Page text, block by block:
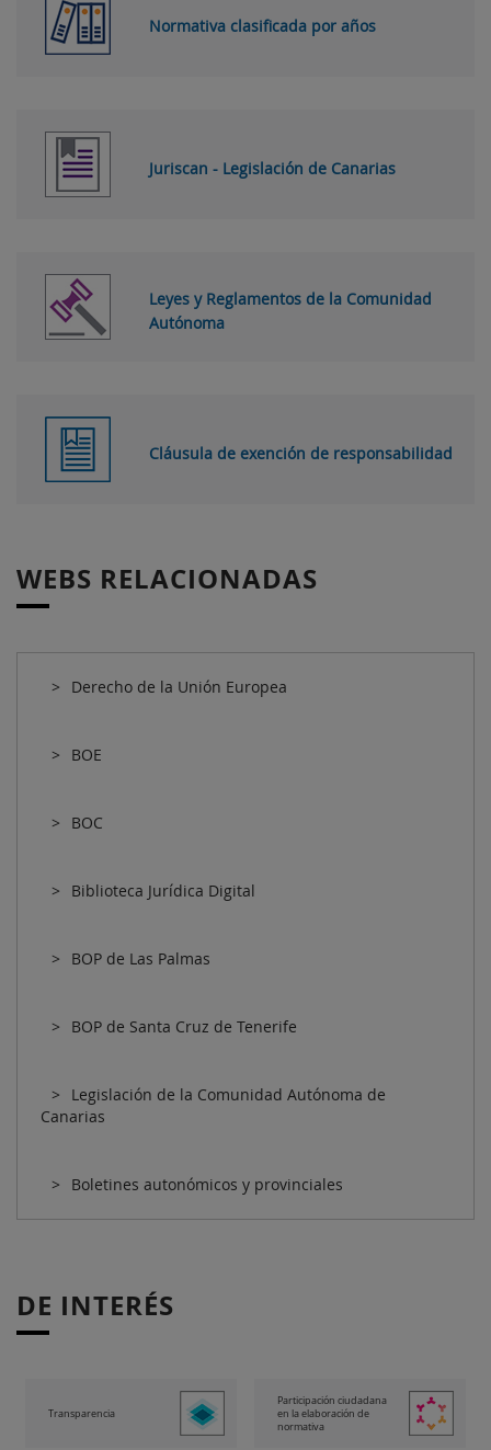
Normativa clasificada por años
Juriscan - Legislación de Canarias
Leyes y Reglamentos de la Comunidad
Autónoma
Cláusula de exención de responsabilidad
WEBS RELACIONADAS
Derecho de la Unión Europea
BOE
BOC
Biblioteca Jurídica Digital
BOP de Las Palmas
BOP de Santa Cruz de Tenerife
Legislación de la Comunidad Autónoma de
Canarias
Boletines autonómicos y provinciales
DE INTERÉS
Transparencia
Participación ciudadana
en la elaboración de
normativa